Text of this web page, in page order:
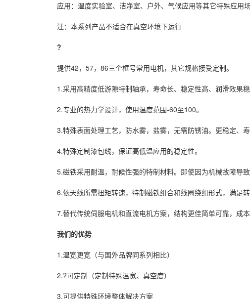
应用：温度实验室、洁净室、户外、气候应用等其它特殊应用
注：本系列产品不适合在真空环境下运行
?
提供42，57，86三个框号常用电机，其它规格接受定制。
1.采用高精度低游隙特制轴承，寿命长、稳定性高、润滑效果稳
2.专业的热力学设计，使用温度范围-60至100。
3.特殊表面处理工艺，防水雾，盐雾，无需防锈油。更稳定、寿
4.特殊定制漆包线，保证高低温应用的稳定性。
5.磁铁采用耐温，耐候性强的特制材料。即使因为机械故障导致
6.依天线所需扭矩转速，特制磁铁组合和线圈绕组形式，满足转
7.替代传统伺服电机和直流电机方案，结构更佳简单可靠，成本
我们的优势
1.温宽更宽（与国外品牌同系列相比）
2.?可定制（定制特殊温宽、真空度）
3.可提供特殊环境整体解决方案